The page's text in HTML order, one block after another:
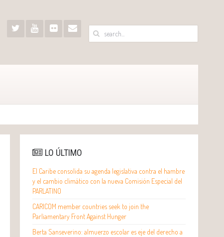
LO ÚLTIMO
El Caribe consolida su agenda legislativa contra el hambre
y el cambio climático con la nueva Comisión Especial del
PARLATINO
CARICOM member countries seek to join the
Parliamentary Front Against Hunger
Berta Sanseverino: almuerzo escolar es eje del derecho a